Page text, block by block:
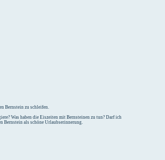
Bernstein zu schleifen.
Was haben die Eiszeiten mit Bernsteinen zu tun? Darf ich
Bernstein als schöne Urlaubserinnerung.